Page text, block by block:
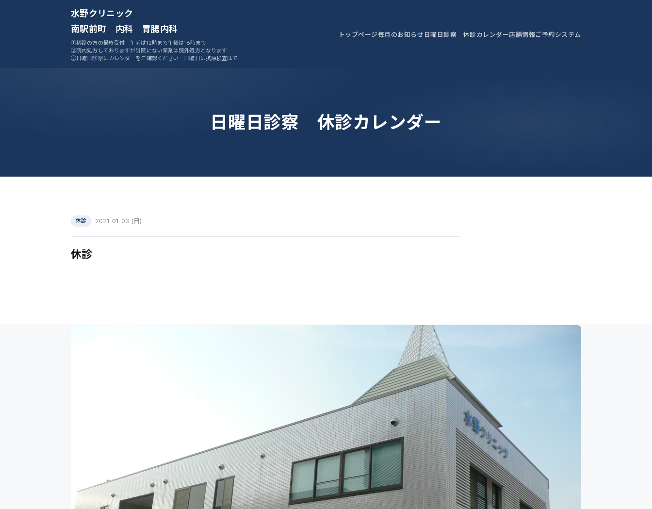
水野クリニック
南駅前町 内科 胃腸内科
①初診の方の最終受付 午前は12時まで午後は18時まで
②院内処方しておりますが当院にない薬剤は院外処方となります
③日曜日診察はカレンダーをご確認ください 日曜日は抗原検査はでき
トップページ毎月のお知らせ 日曜日診察 休診カレンダー店舗情報ご予約システム
日曜日診察 休診カレンダー
休診 2021-01-03 (日)
休診